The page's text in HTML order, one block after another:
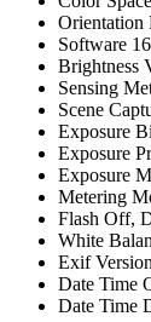
Orientation
Software
Brightness
Sensing
Scene
Exposure
Exposure
Exposure
Metering
Flash Off,
White
Exif Version
Date Time
Date Time